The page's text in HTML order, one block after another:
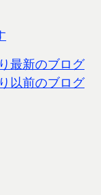
最新のブログ
以前のブログ